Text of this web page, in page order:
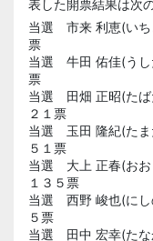
表した開票結果は次
当選 市来 利恵(
票
当選 牛田 佑佳(
票
当選 田畑 正昭(
２１票
当選 玉田 隆紀(
５１票
当選 大上 正春(
１３５票
当選 西野 峻也(
５票
当選 田中 宏幸(